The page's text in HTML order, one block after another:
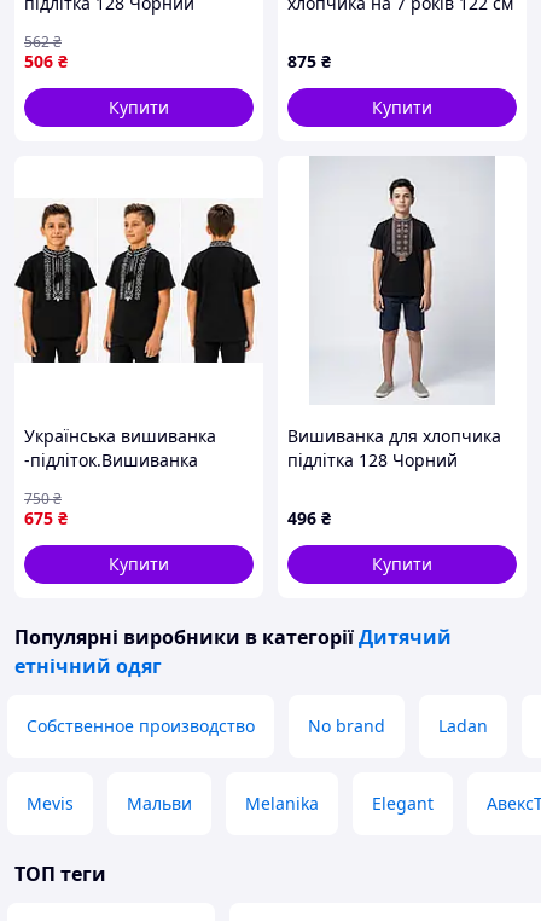
506 ₴
562₴
Купити
875 ₴
Купити
Українська вишиванка
-підліток.Вишиванка
675 ₴
750₴
Купити
Вишиванка для хлопчика
підлітка 128 Чорний
496 ₴
Купити
Популярні виробники в категоріїДитячий
етнічний одяг
Собственное производство No brand Ladan
Mevis Мальви Melanika Elegant
ТОП теги